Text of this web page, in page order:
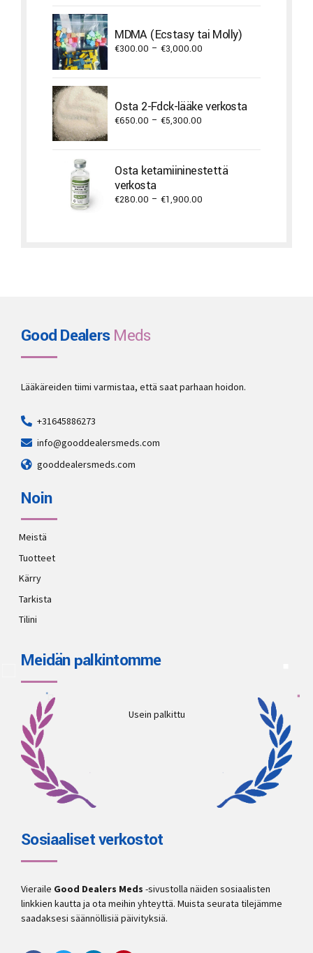
through
€3,800.00
MDMA (Ecstasy tai Molly)
€300.00 – €3,000.00
€3,000.00
Osta 2-Fdck-lääke verkosta
€650.00 – €5,300.00
through
€5,300.00
Osta ketamiininestettä
verkosta
€280.00 – €1,900.00
Good DealersMeds
Lääkäreiden tiimi varmistaa, että saat parhaan hoidon.
+31645886273
info@gooddealersmeds.com
gooddealersmeds.com
Noin
Meistä
Tuotteet
Kärry
Tarkista
Tilini
Meidän palkintomme
Usein palkittu
Sosiaaliset verkostot
Vieraile Good Dealers Meds -sivustolla näiden sosiaalisten
linkkien kautta ja ota meihin yhteyttä. Muista seurata tilejämme
saadaksesi säännöllisiä päivityksiä.